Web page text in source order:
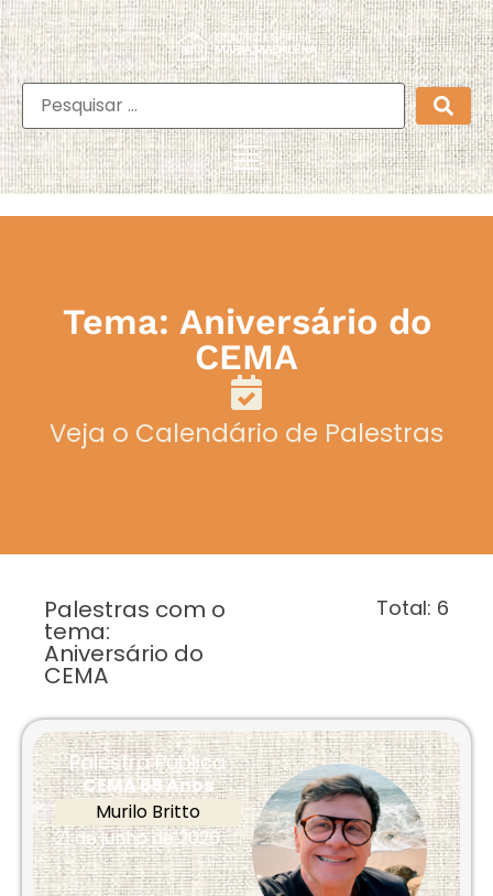
Tema: Aniversário do
CEMA
Veja o Calendário de Palestras
Palestras com o
tema:
Aniversário do
CEMA
Total: 6
Palestra Pública
CEMA 65 Anos
Murilo Britto
21 de junho de 2026